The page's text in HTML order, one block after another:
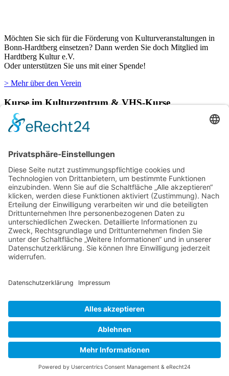
Möchten Sie sich für die Förderung von Kulturveranstaltungen in
Bonn-Hardtberg einsetzen? Dann werden Sie doch Mitglied im
Hardtberg Kultur e.V.
Oder unterstützen Sie uns mit einer Spende!
> Mehr über den Verein
Kurse im Kulturzentrum & VHS-Kurse
Räumlichkeiten im Kulturzentrum für einige ihrer Kurse.
> Hier finden Sie eine aktuelle Übersicht.
Newsletter
Über alle Konzerte und Kurse informiert bleiben?
Wenn Sie unseren Newsletter abonnieren, erhalten Sie Infos zu
> Zum Anmeldeformular
Das Kulturzentrum.
Folge uns
Facebook
© 2016-2026 Hardtberg Kultur e.V. | Alle Rechte
vorbehalten.